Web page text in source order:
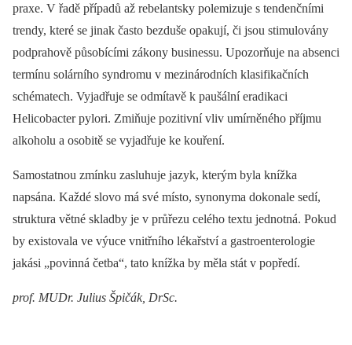
praxe. V řadě případů až rebelantsky polemizuje s tendenčními
trendy, které se jinak často bezduše opakují, či jsou stimulovány
podprahově působícími zákony businessu. Upozorňuje na absenci
termínu solárního syndromu v mezinárodních klasifikačních
schématech. Vyjadřuje se odmítavě k paušální eradikaci
Helicobacter pylori. Zmiňuje pozitivní vliv umírněného příjmu
alkoholu a osobitě se vyjadřuje ke kouření.
Samostatnou zmínku zasluhuje jazyk, kterým byla knížka
napsána. Každé slovo má své místo, synonyma dokonale sedí,
struktura větné skladby je v průřezu celého textu jednotná. Pokud
by existovala ve výuce vnitřního lékařství a gastroenterologie
jakási „povinná četba“, tato knížka by měla stát v popředí.
prof. MUDr. Julius Špičák, DrSc.